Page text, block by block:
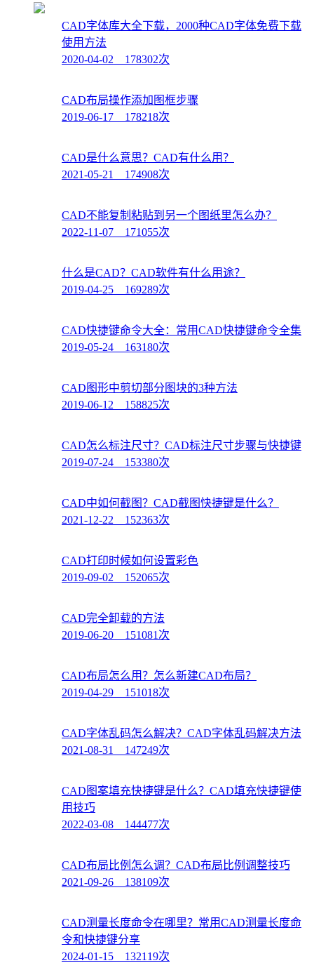
CAD字体库大全下载，2000种CAD字体免费下载
使用方法
2020-04-02 178302次
CAD布局操作添加图框步骤
2019-06-17 178218次
CAD是什么意思？CAD有什么用？
2021-05-21 174908次
CAD不能复制粘贴到另一个图纸里怎么办？
2022-11-07 171055次
什么是CAD？CAD软件有什么用途？
2019-04-25 169289次
CAD快捷键命令大全：常用CAD快捷键命令全集
2019-05-24 163180次
CAD图形中剪切部分图块的3种方法
2019-06-12 158825次
CAD怎么标注尺寸？CAD标注尺寸步骤与快捷键
2019-07-24 153380次
CAD中如何截图？CAD截图快捷键是什么？
2021-12-22 152363次
CAD打印时候如何设置彩色
2019-09-02 152065次
CAD完全卸载的方法
2019-06-20 151081次
CAD布局怎么用？怎么新建CAD布局？
2019-04-29 151018次
CAD字体乱码怎么解决？CAD字体乱码解决方法
2021-08-31 147249次
CAD图案填充快捷键是什么？CAD填充快捷键使
用技巧
2022-03-08 144477次
CAD布局比例怎么调？CAD布局比例调整技巧
2021-09-26 138109次
CAD测量长度命令在哪里？常用CAD测量长度命
令和快捷键分享
2024-01-15 132119次